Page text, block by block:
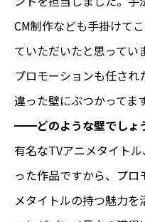
CM制作なども手掛けて
ていただいたと思ってい
プロモーションも任さ
違った壁にぶつかってま
━━どのような壁でしょ
有名なTVアニメタイト
った作品ですから、プ
メタイトルの持つ魅力